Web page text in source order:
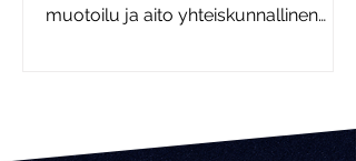
muotoilu ja aito yhteiskunnallinen
tietoa ihmisten (asiakkaiden,